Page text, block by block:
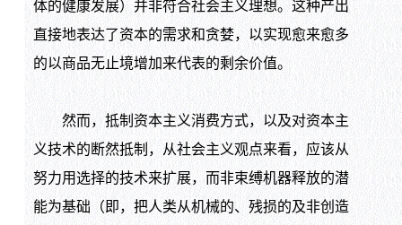
体的健康发展）并非符合社会主义理想。这种产出
直接地表达了资本的需求和贪婪，以实现愈来愈多
的以商品无止境增加来代表的剩余价值。
然而，抵制资本主义消费方式，以及对资本主
义技术的断然抵制，从社会主义观点来看，应该从
努力用选择的技术来扩展，而非束缚机器释放的潜
能为基础（即，把人类从机械的、残损的及非创造